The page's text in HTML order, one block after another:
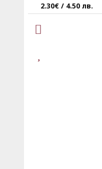
2.30€ / 4.50 лв.